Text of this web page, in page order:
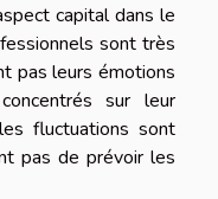
capital dans le
sont très
pas leurs émotions
sur leur
fluctuations sont
pas de prévoir les